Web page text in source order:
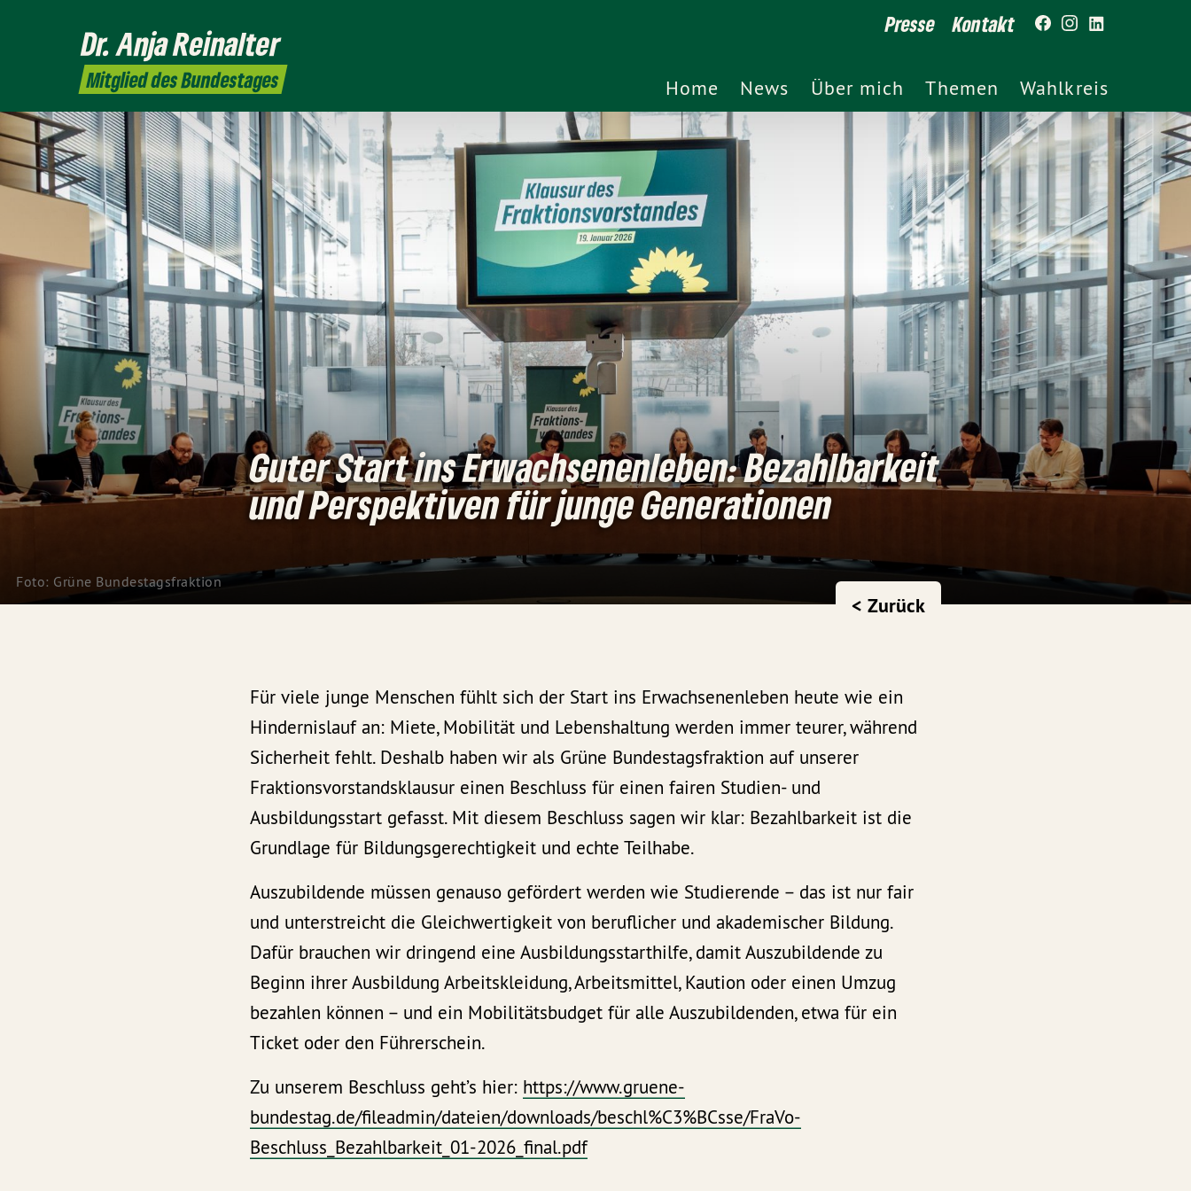
Dr. AnjaReinalter
Mitglied des Bundestages
Presse Kontakt
Home News Über mich Themen Wahlkreis
Foto: Grüne Bundestagsfraktion
Guter Start ins Erwachsenenleben: Bezahlbarkeit
und Perspektiven für junge Generationen
< Zurück
Für viele junge Menschen fühlt sich der Start ins Erwachsenenleben heute wie ein
Hindernislauf an: Miete, Mobilität und Lebenshaltung werden immer teurer, während
Sicherheit fehlt. Deshalb haben wir als Grüne Bundestagsfraktion auf unserer
Fraktionsvorstandsklausur einen Beschluss für einen fairen Studien- und
Ausbildungsstart gefasst. Mit diesem Beschluss sagen wir klar: Bezahlbarkeit ist die
Grundlage für Bildungsgerechtigkeit und echte Teilhabe.
Auszubildende müssen genauso gefördert werden wie Studierende – das ist nur fair
und unterstreicht die Gleichwertigkeit von beruflicher und akademischer Bildung.
Dafür brauchen wir dringend eine Ausbildungsstarthilfe, damit Auszubildende zu
Beginn ihrer Ausbildung Arbeitskleidung, Arbeitsmittel, Kaution oder einen Umzug
bezahlen können – und ein Mobilitätsbudget für alle Auszubildenden, etwa für ein
Ticket oder den Führerschein.
Zu unserem Beschluss geht’s hier: https://www.gruene-
bundestag.de/fileadmin/dateien/downloads/beschl%C3%BCsse/FraVo-
Beschluss_Bezahlbarkeit_01-2026_final.pdf